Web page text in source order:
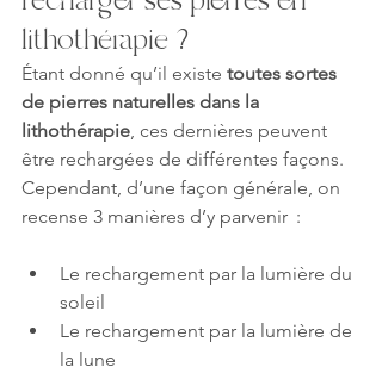
lithothérapie ?
Étant donné qu’il existe toutes sortes
de pierres naturelles dans la
lithothérapie, ces dernières peuvent
être rechargées de différentes façons.
Cependant, d’une façon générale, on
recense 3 manières d’y parvenir  :
Le rechargement par la lumière du
soleil
Le rechargement par la lumière de
la lune